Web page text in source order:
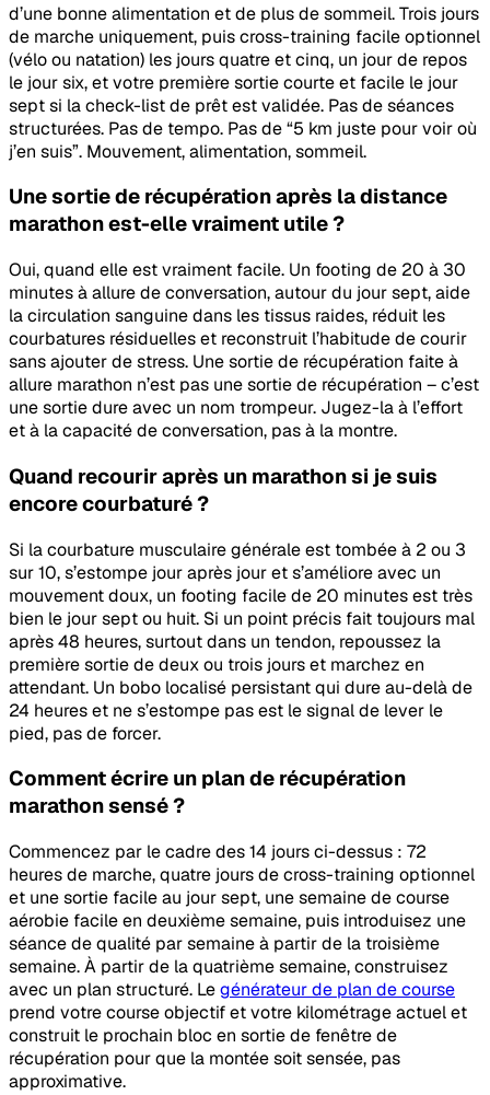
d’une bonne alimentation et de plus de sommeil. Trois jours
de marche uniquement, puis cross-training facile optionnel
(vélo ou natation) les jours quatre et cinq, un jour de repos
le jour six, et votre première sortie courte et facile le jour
sept si la check-list de prêt est validée. Pas de séances
structurées. Pas de tempo. Pas de “5 km juste pour voir où
j’en suis”. Mouvement, alimentation, sommeil.
Une sortie de récupération après la distance
marathon est-elle vraiment utile ?
Oui, quand elle est vraiment facile. Un footing de 20 à 30
minutes à allure de conversation, autour du jour sept, aide
la circulation sanguine dans les tissus raides, réduit les
courbatures résiduelles et reconstruit l’habitude de courir
sans ajouter de stress. Une sortie de récupération faite à
allure marathon n’est pas une sortie de récupération – c’est
une sortie dure avec un nom trompeur. Jugez-la à l’effort
et à la capacité de conversation, pas à la montre.
Quand recourir après un marathon si je suis
encore courbaturé ?
Si la courbature musculaire générale est tombée à 2 ou 3
sur 10, s’estompe jour après jour et s’améliore avec un
mouvement doux, un footing facile de 20 minutes est très
bien le jour sept ou huit. Si un point précis fait toujours mal
après 48 heures, surtout dans un tendon, repoussez la
première sortie de deux ou trois jours et marchez en
attendant. Un bobo localisé persistant qui dure au-delà de
24 heures et ne s’estompe pas est le signal de lever le
pied, pas de forcer.
Comment écrire un plan de récupération
marathon sensé ?
Commencez par le cadre des 14 jours ci-dessus : 72
heures de marche, quatre jours de cross-training optionnel
et une sortie facile au jour sept, une semaine de course
aérobie facile en deuxième semaine, puis introduisez une
séance de qualité par semaine à partir de la troisième
semaine. À partir de la quatrième semaine, construisez
avec un plan structuré. Legénérateur de plan de course
prend votre course objectif et votre kilométrage actuel et
construit le prochain bloc en sortie de fenêtre de
récupération pour que la montée soit sensée, pas
approximative.